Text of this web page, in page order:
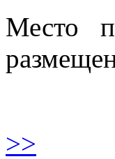
Место
>>